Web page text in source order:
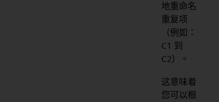
地重命名
重复项
（例如：
C1 到
C2）。
这意味着
您可以根